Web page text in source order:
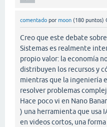
comentado por moon (180 puntos)
Creo que este debate
Sistemas es realmente
propio valor: la economía
distribuyen los recursos y
mientras que la ingeniería
resolver problemas
Hace poco vi en Nano
) una herramienta que usa
en videos cortos, una